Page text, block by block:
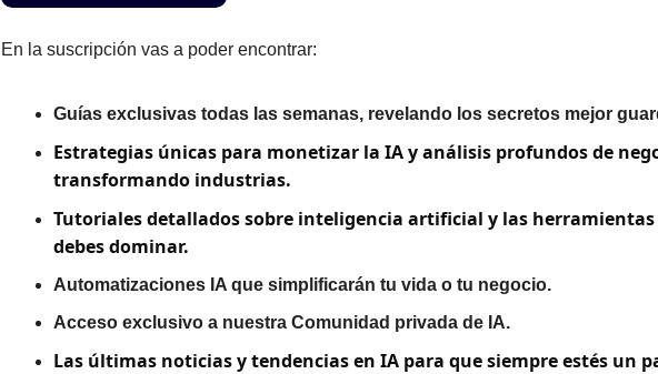
En la suscripción vas a poder encontrar:
Guías exclusivas todas las semanas, revelando los secretos mejor
Estrategias únicas para monetizar la IA y análisis profundos de
transformando industrias.
Tutoriales detallados sobre inteligencia artificial y las herramientas
debes dominar.
Automatizaciones IA que simplificarán tu vida o tu negocio.
Acceso exclusivo a nuestra Comunidad privada de IA.
Las últimas noticias y tendencias en IA para que siempre estés un